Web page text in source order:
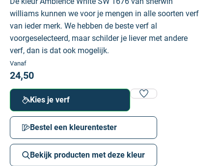
williams kunnen we voor je mengen in alle soorten verf
van ieder merk. We hebben de beste verf al
voorgeselecteerd, maar schilder je liever met andere
verf, dan is dat ook mogelijk.
Vanaf
24,50
Kies je verf
Bestel een kleurentester
Bekijk producten met deze kleur